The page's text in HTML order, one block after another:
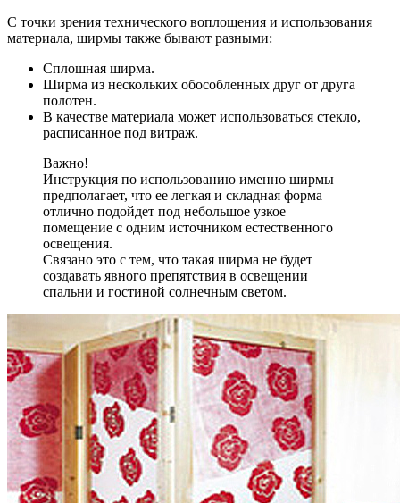
С точки зрения технического воплощения и использования
материала, ширмы также бывают разными:
Сплошная ширма.
Ширма из нескольких обособленных друг от друга
полотен.
В качестве материала может использоваться стекло,
расписанное под витраж.
Важно!
Инструкция по использованию именно ширмы
предполагает, что ее легкая и складная форма
отлично подойдет под небольшое узкое
помещение с одним источником естественного
освещения.
Связано это с тем, что такая ширма не будет
создавать явного препятствия в освещении
спальни и гостиной солнечным светом.